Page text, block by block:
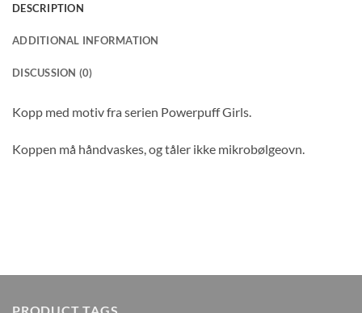
DESCRIPTION
ADDITIONAL INFORMATION
DISCUSSION (0)
Kopp med motiv fra serien Powerpuff Girls.
Koppen må håndvaskes, og tåler ikke mikrobølgeovn.